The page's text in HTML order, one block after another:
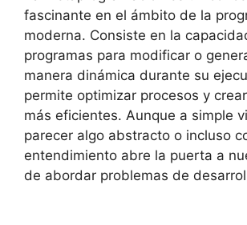
fascinante en el ámbito de la
moderna. Consiste en la
programas para modificar o
manera dinámica durante su
permite optimizar procesos y
más eficientes. Aunque a simple
parecer algo abstracto o incluso
entendimiento abre la puerta a
de abordar problemas de